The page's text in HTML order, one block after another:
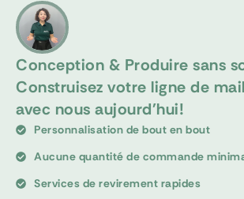
Conception & Produire sans
Construisez votre ligne de
avec nous aujourd'hui!
Personnalisation de bout en bout
Aucune quantité de commande
Services de revirement rapides